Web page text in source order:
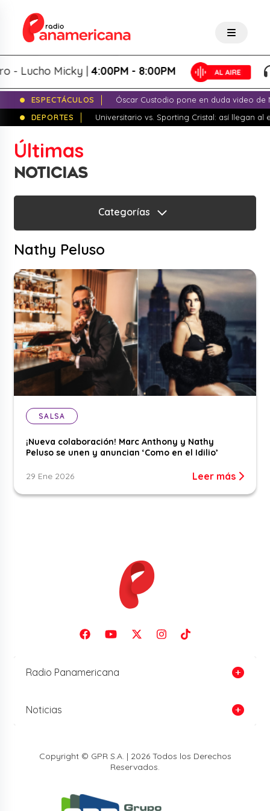
- Lucho Micky | 4:00PM - 8:00PM
ESPECTÁCULOS
Óscar Custodio pone en duda video de
DEPORTES
Universitario vs. Sporting Cristal: así llegan al
Últimas
NOTICIAS
Categorías
Nathy Peluso
SALSA
¡Nueva colaboración! Marc Anthony y Nathy
Peluso se unen y anuncian ‘Como en el Idilio’
29 Ene 2026 Leer más
Radio Panamericana
Noticias
Copyright © GPR S.A. | 2026 Todos los Derechos
Reservados.